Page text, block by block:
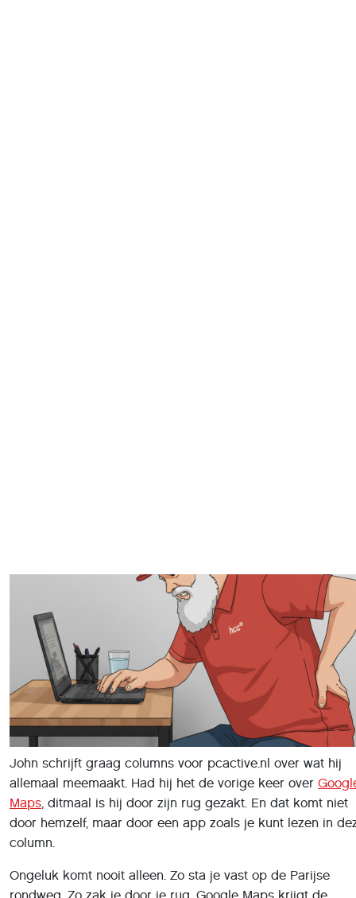
John schrijft graag columns voor pcactive.nl over wat hij
allemaal meemaakt. Had hij het de vorige keer over
Maps
, ditmaal is hij door zijn rug gezakt. En dat komt niet
door hemzelf, maar door een app zoals je kunt lezen in
column.
Ongeluk komt nooit alleen. Zo sta je vast op de Parijse
rondweg. Zo zak je door je rug. Google Maps krijgt de
schuld van het eerste. Weeronline van het tweede. Dat
zo... De temperatuurvoorspelling was die morgen 12